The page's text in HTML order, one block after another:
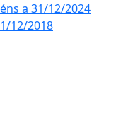
a 31/12/2024
12/2018